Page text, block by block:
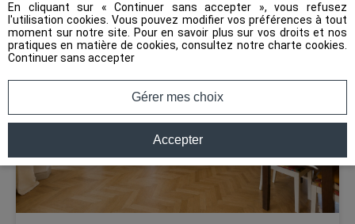
Exclusivité
En cliquant sur « Continuer sans accepter », vous refusez
l'utilisation cookies. Vous pouvez modifier vos préférences à tout
moment sur notre site. Pour en savoir plus sur vos droits et nos
pratiques en matière de cookies, consultez notre charte cookies
Continuer sans accepter
Gérer mes choix
Accepter